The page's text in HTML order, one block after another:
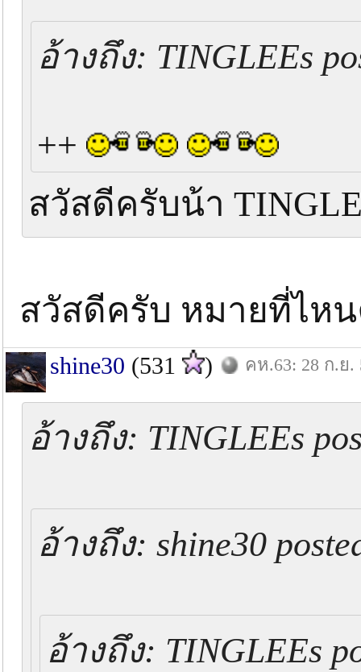
อ้างถึง: TINGLEEs
++
สวัสดีครับน้า
สวัสดีครับ หมายที่ไห
shine30 (531 ) คห.63: 28 ก.ย.
อ้างถึง: TINGLEEs
อ้างถึง: shine30
อ้างถึง: TINGLEEs